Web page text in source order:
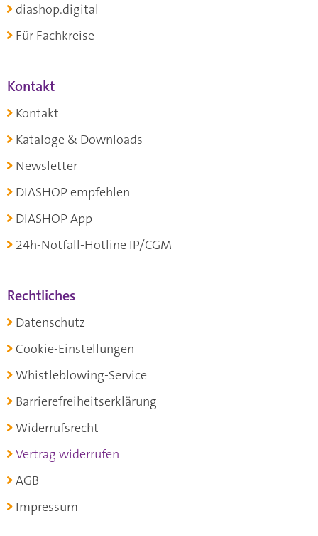
diashop.digital
Für Fachkreise
Kontakt
Kontakt
Kataloge & Downloads
Newsletter
DIASHOP empfehlen
DIASHOP App
24h-Notfall-Hotline IP/CGM
Rechtliches
Datenschutz
Cookie-Einstellungen
Whistleblowing-Service
Barrierefreiheitserklärung
Widerrufsrecht
Vertrag widerrufen
AGB
Impressum